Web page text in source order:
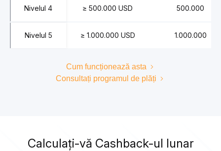
Nivelul 4 ≥ 500.000 USD 500.000
Nivelul 5 ≥ 1.000.000 USD 1.000.000
Cum funcționează asta
Consultați programul de plăți
Calculați-vă Cashback-ul lunar